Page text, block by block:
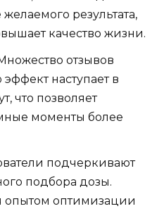
результата,
качество жизни.
отзывов
наступает в
что позволяет
моменты более
подчеркивают
подбора дозы.
опытом оптимизации